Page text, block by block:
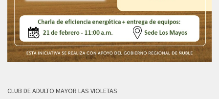
CLUB DE ADULTO MAYOR LAS VIOLETAS